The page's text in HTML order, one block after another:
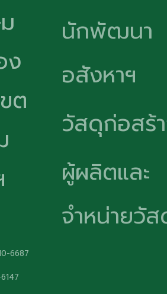
ง
ต
6687
นักพัฒนา
อสังหาฯ
วัสดุก่อสร้
ผู้ผลิตและ
จำหน่ายวั